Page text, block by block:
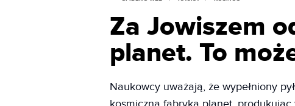
Za Jowiszem
planet. To
Naukowcy uważają, że wypełniony